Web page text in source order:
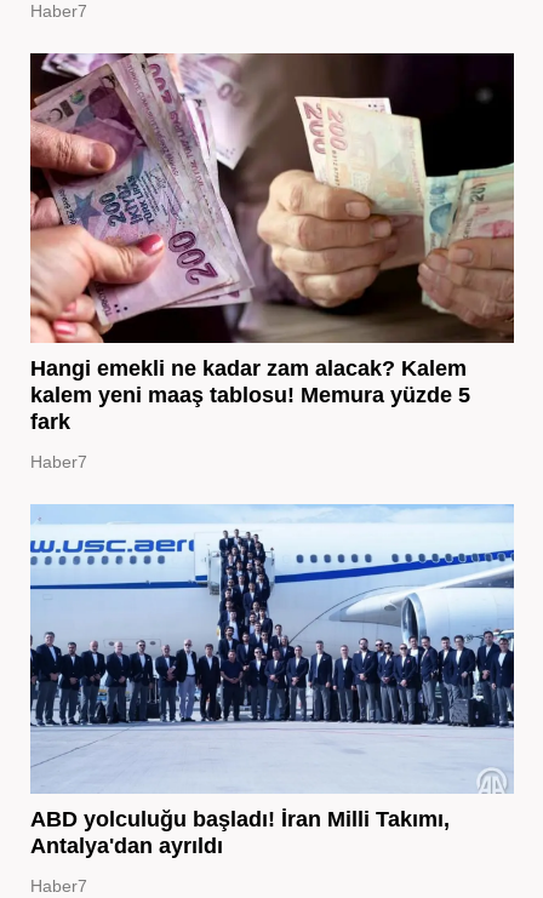
Haber7
Hangi emekli ne kadar zam alacak? Kalem
kalem yeni maaş tablosu! Memura yüzde 5
fark
Haber7
ABD yolculuğu başladı! İran Milli Takımı,
Antalya'dan ayrıldı
Haber7